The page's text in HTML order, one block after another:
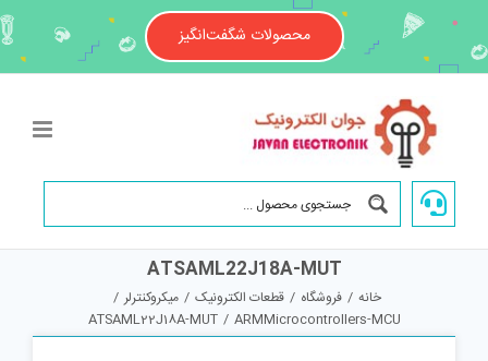
content
محصولات شگفت‌انگیز
ATSAML22J18A-MUT
خانه / فروشگاه / قطعات الکترونیک / میکروکنترلر /
ARMMicrocontrollers-MCU
/
ATSAML22J18A-MUT